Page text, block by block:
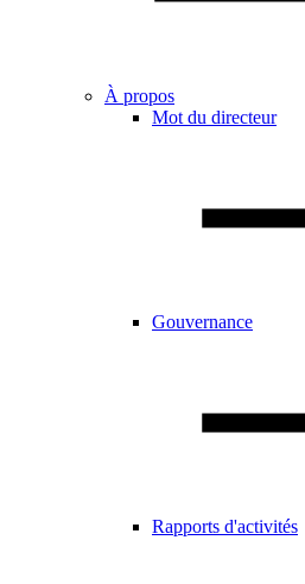
À propos
Mot du directeur
Gouvernance
Rapports d'activités